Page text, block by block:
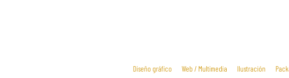
Diseño gráfico Web / Multimedia Ilustración